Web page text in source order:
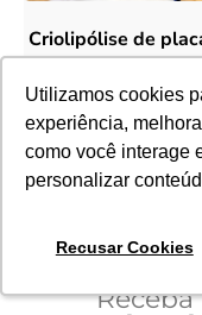
Utilizamos cookies
experiência,
como você interage
personalizar
Recusar Cookies
Utilizamos cookies
experiência,
como você interage
personalizar
Recusar Cookies
Criolipólise de
como a tecnologia
sem sucção